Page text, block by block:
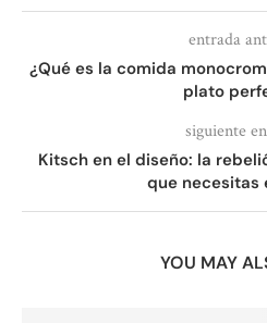
entrada
¿Qué es la comida
plato
siguiente
Kitsch en el diseño: la
que necesitas
YOU MAY